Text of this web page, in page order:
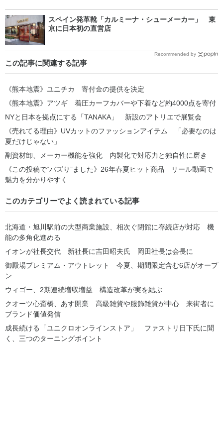
スペイン発革靴「カルミーナ・シューメーカー」 東
京に日本初の直営店
Recommended by
この記事に関連する記事
《熊本地震》ユニチカ 寄付金の提供を決定
《熊本地震》アツギ 着圧カーフカバーや下着など約4000点を寄付
NYと日本を拠点にする「TANAKA」 新設のアトリエで展覧会
《売れてる理由》UVカットのファッションアイテム 「必要なのは
夏だけじゃない」
副資材卸、メーカー機能を強化 内製化で対応力と独自性に磨き
《この投稿で“バズり”ました》26年春夏ヒット商品 リール動画で
魅力を分かりやすく
このカテゴリーでよく読まれている記事
北海道・旭川駅前の大型商業施設、相次ぐ閉館に存続店が対応 機
能の多角化進める
イオンが社長交代 新社長に吉田昭夫氏 岡田社長は会長に
御殿場プレミアム・アウトレット 今夏、期間限定含む6店がオープ
ン
ウィゴー、2期連続増収増益 構造改革が実を結ぶ
クオーツ心斎橋、あす開業 高級雑貨や服飾雑貨が中心 来街者に
ブランド価値発信
成長続ける「ユニクロオンラインストア」 ファストリ日下氏に聞
く、三つのターニングポイント